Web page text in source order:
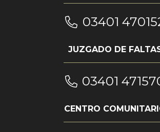
03401
JUZGADO DE
03401
CENTRO